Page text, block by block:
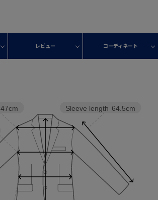
レビュー コーディネート
Sleeve length 64.5cm
47cm